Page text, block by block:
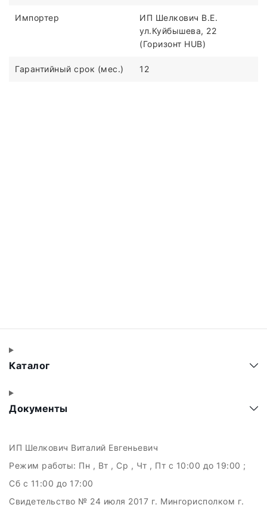
Импортер
ИП Шелкович В.Е.
ул.Куйбышева, 22
(Горизонт HUB)
Гарантийный срок (мес.) 12
Каталог
Документы
ИП Шелкович Виталий Евгеньевич
Режим работы: Пн , Вт , Ср , Чт , Пт c 10:00 до 19:00 ;
Сб c 11:00 до 17:00
Свидетельство № 24 июля 2017 г. Мингорисполком г.